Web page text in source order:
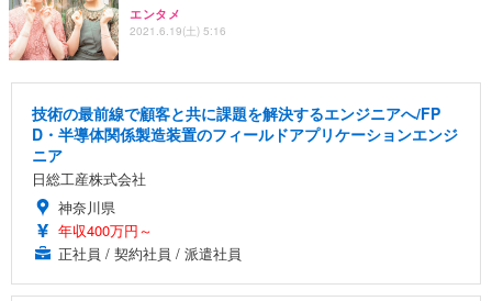
エンタメ
2021.6.19(土) 5:16
技術の最前線で顧客と共に課題を解決するエンジニアへ/FP
D・半導体関係製造装置のフィールドアプリケーションエンジ
ニア
日総工産株式会社
神奈川県
年収400万円～
正社員 / 契約社員 / 派遣社員